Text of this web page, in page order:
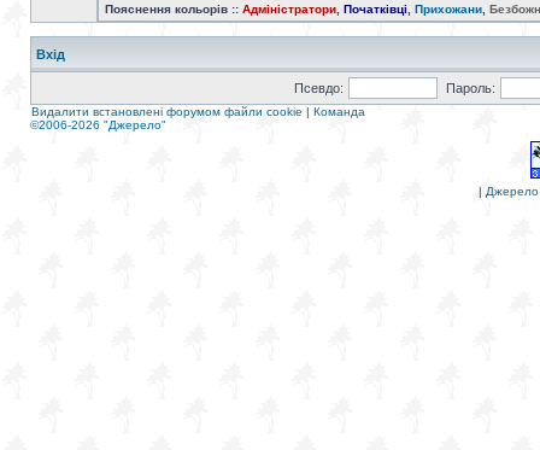
Пояснення кольорів :: Адміністратори Початківці Прихожани
Вхід
Псевдо: Пароль:
Видалити встановлені форумом файли cookie | Команда
©2006-2026 "Джерело"
| Джерело